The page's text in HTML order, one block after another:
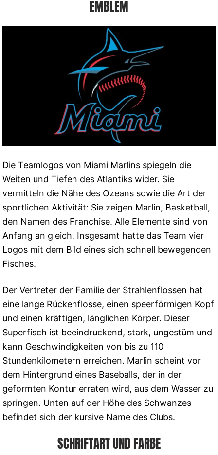
EMBLEM
Die Teamlogos von Miami Marlins spiegeln die
Weiten und Tiefen des Atlantiks wider. Sie
vermitteln die Nähe des Ozeans sowie die Art der
sportlichen Aktivität: Sie zeigen Marlin, Basketball,
den Namen des Franchise. Alle Elemente sind von
Anfang an gleich. Insgesamt hatte das Team vier
Logos mit dem Bild eines sich schnell bewegenden
Fisches.
Der Vertreter der Familie der Strahlenflossen hat
eine lange Rückenflosse, einen speerförmigen Kopf
und einen kräftigen, länglichen Körper. Dieser
Superfisch ist beeindruckend, stark, ungestüm und
kann Geschwindigkeiten von bis zu 110
Stundenkilometern erreichen. Marlin scheint vor
dem Hintergrund eines Baseballs, der in der
geformten Kontur erraten wird, aus dem Wasser zu
springen. Unten auf der Höhe des Schwanzes
befindet sich der kursive Name des Clubs.
SCHRIFTART UND FARBE